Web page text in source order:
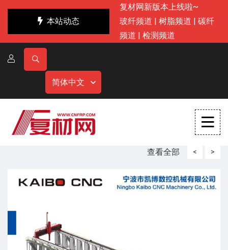
本站动态
复材网新版本上线啦~
玻纤频道 | 树脂频道 | 碳纤
频道 | 检测频道
简体中文
查看全部 < >